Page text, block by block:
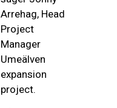
Arrehag, Head
Project
Manager
Umeälven
expansion
project.